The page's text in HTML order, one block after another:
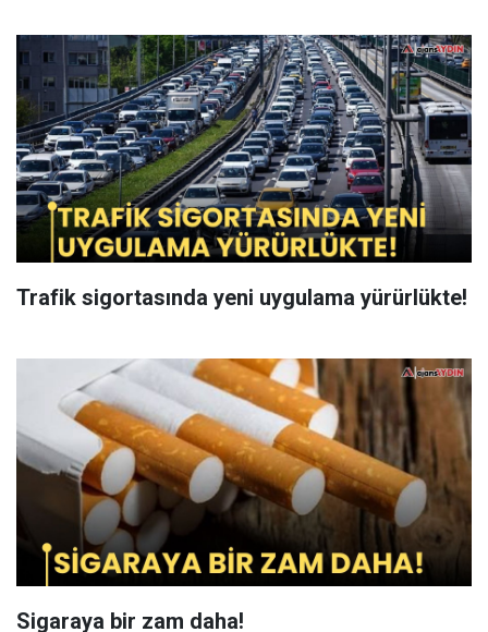
Trafik sigortasında yeni uygulama yürürlükte!
Sigaraya bir zam daha!